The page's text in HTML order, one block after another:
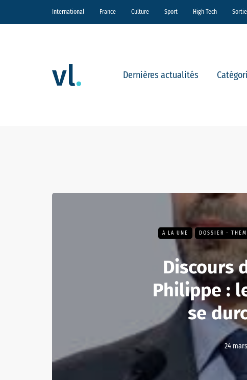
International France Culture Sport High Tech
Dernières actualités
A LA UNE DOSSIER -
Discours
Philippe :
se
24